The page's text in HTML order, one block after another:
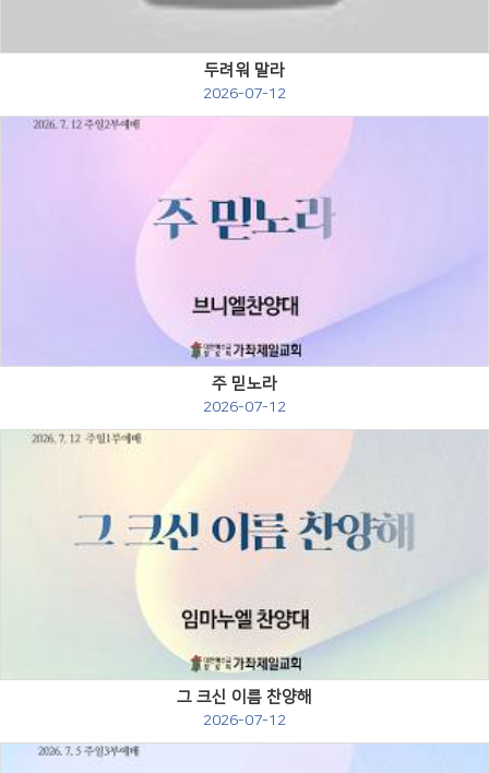
두려워 말라
2026-07-12
주 믿노라
2026-07-12
그 크신 이름 찬양해
2026-07-12